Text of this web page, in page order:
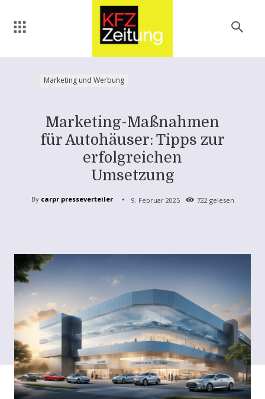
Marketing und Werbung
Marketing-Maßnahmen
für Autohäuser: Tipps zur
erfolgreichen
Umsetzung
By carpr presseverteiler 9. Februar 2025 722 gelesen